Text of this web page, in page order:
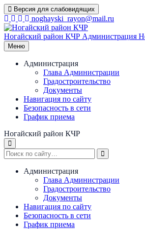
Перейти
к
содержимому
Версия для слабовидящих
noghayski_rayon@mail.ru
Ногайский район КЧР Администрация
Меню
Администрация
Глава Администрации
Градостроительство
Документы
Навигация по сайту
Безопасность в сети
График приема
Ногайский район КЧР
Администрация
Глава Администрации
Градостроительство
Документы
Навигация по сайту
Безопасность в сети
График приема